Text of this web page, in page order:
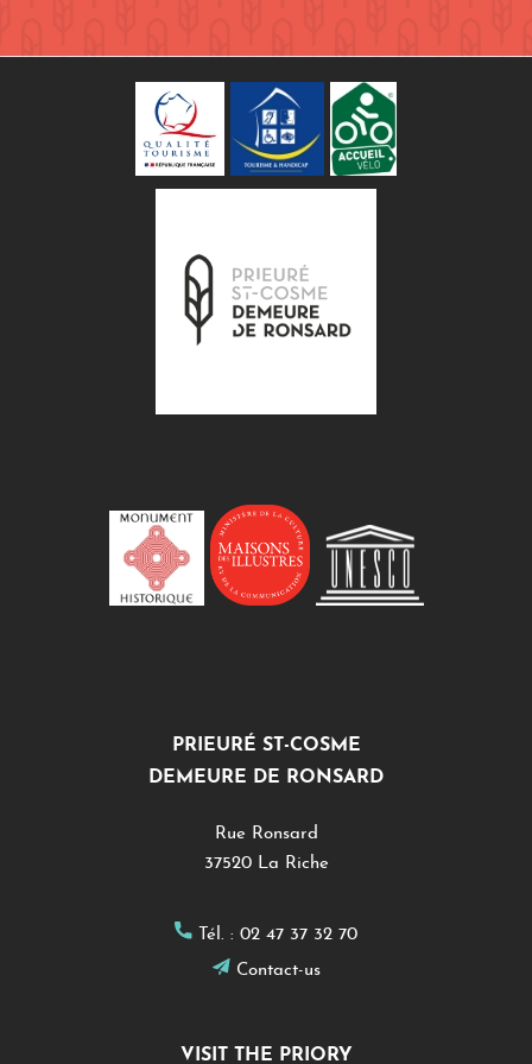
PRIEURÉ ST-COSME
DEMEURE DE RONSARD
Rue Ronsard
37520 La Riche
Tél. : 02 47 37 32 70
Contact-us
VISIT THE PRIORY